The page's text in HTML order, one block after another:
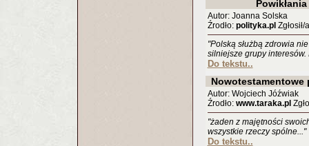
Autor: Joanna Solska
Źrodło: polityka.pl Zgłosił/
"Polską służbą zdrowia
silniejsze grupy
Do tekstu..
Nowotestamentowe
Autor: Wojciech Jóźwiak
Źrodło: www.taraka.pl
"żaden z majętności
wszystkie rzeczy spólne..."
Do tekstu..